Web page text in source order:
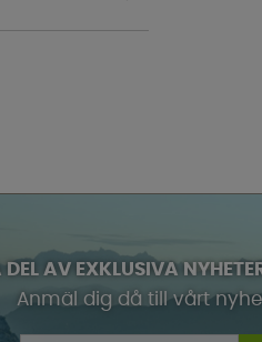
DEL AV EXKLUSIVA
Anmäl dig då till vårt